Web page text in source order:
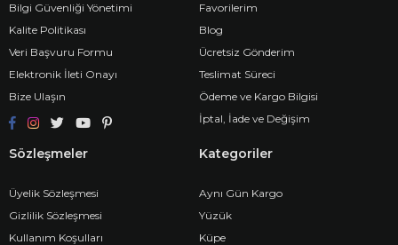
Bilgi Güvenliği Yönetimi
Kalite Politikası
Veri Başvuru Formu
Elektronik İleti Onayı
Bize Ulaşın
Favorilerim
Blog
Ücretsiz Gönderim
Teslimat Süreci
Ödeme ve Kargo Bilgisi
İptal, İade ve Değişim
Sözleşmeler
Üyelik Sözleşmesi
Gizlilik Sözleşmesi
Kullanım Koşulları
Kategoriler
Aynı Gün Kargo
Yüzük
Küpe